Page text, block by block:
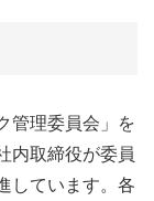
管理委員会」を
内取締役が委員
しています。各